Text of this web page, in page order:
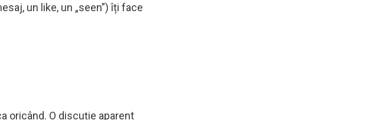
un like, un „seen”) îți face
oricând. O discuție aparent